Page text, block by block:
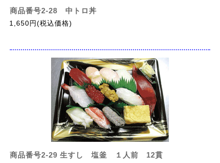
商品番号2-28 中トロ丼
1,650円(税込価格)
商品番号2-29 生すし 塩釜 １人前 12貫